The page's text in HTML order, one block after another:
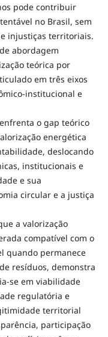
pode contribuir
no Brasil, sem
injustiças territoriais.
abordagem
teórica por
em três eixos
institucional e
o gap teórico
energética
deslocando
institucionais e
e sua
circular e a justiça
a valorização
compatível com o
quando permanece
resíduos, demonstra
se em viabilidade
regulatória e
territorial
participação